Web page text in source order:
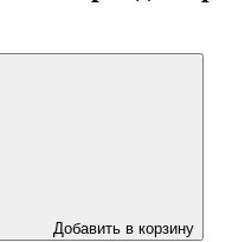
Добавить в корзину